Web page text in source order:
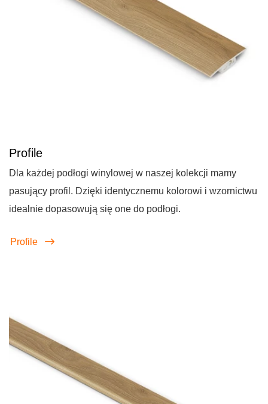
Profile
Dla każdej podłogi winylowej w naszej kolekcji mamy
pasujący profil. Dzięki identycznemu kolorowi i wzornictwu
idealnie dopasowują się one do podłogi.
Profile